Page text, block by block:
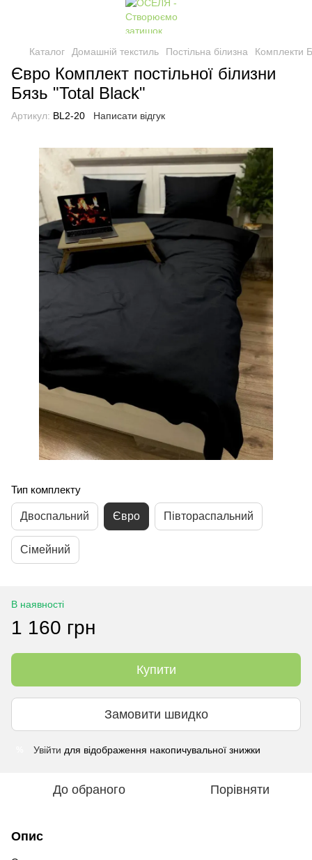
Каталог Домашній текстиль Постільна білизна Комплекти
Євро Комплект постільної білизни
Бязь "Total Black"
Артикул: BL2-20 Написати відгук
Тип комплекту
Двоспальний Євро Півтораспальний
Сімейний
В наявності
1 160 грн
Купити
Замовити швидко
Увійти для відображення накопичувальної знижки
До обраного Порівняти
Опис